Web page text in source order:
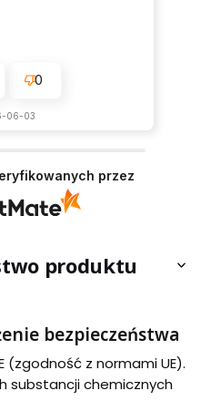
0
miesiącu
przez
produktu
bezpieczeństwa
(zgodność z normami UE).
substancji chemicznych